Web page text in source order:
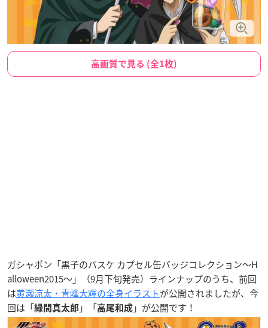
高画質で見る (全1枚)
ガシャポン「黒子のバスケ カプセル缶バッジコレクション〜H
alloween2015〜」（9月下旬発売）ラインナップのうち、前回
は黄瀬涼太・青峰大輝の全身イラストが公開されましたが、今
回は「緑間真太郎 」「高尾和成 」が公開です！